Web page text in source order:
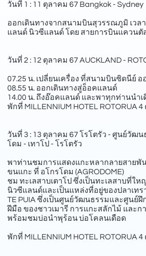
วันที่ 1 : 11 ตุลาคม 67 Bangkok - Sydney
ออกเดินทางจากสนามบินสุวรรณภูมิ เวลา
แลนด์ นิวซีแลนด์ โดย สายการบินแควนตั
วันที่ 2 : 12 ตุลาคม 67 AUCKLAND -
07.25 น. เปลี่ยนเครื่อง ที่สนามบินซิดนีย์ ออ
08.55 น. ออกเดินทางสู่อ็อคแลนด์
14.00 น. ถึงอ๊อคแลนด์ และพาทุกท่านนําเ
พักที่ MILLENNIUM HOTEL ROTORUA
วันที่ 3 : 13 ตุลาคม 67 โรโตรัว - ศูนย์วัฒน
โดม - เทาโป - โรโตรัว
พาท่านชมการแสดงแกะหลากลายสายพั
ขนแกะ ที่ อโกรโดม (AGRODOME)
ชม ทะเลสาบเตาโป ซึ่งเป็นทะเลสาบที่ใ
นิวซีแลนด์และเป็นแหล่งที่อยู่ของปลาเทร
TE PUIA ซึ่งเป็นศูนย์วัฒนธรรมและศูนย์
ฝีมือ ของชาวเมารี การแกะสลักไม้ และก
พร้อมชมบ่อนําพุร้อน บ่อโคลนเดือด
พักที่ MILLENNIUM HOTEL ROTORUA